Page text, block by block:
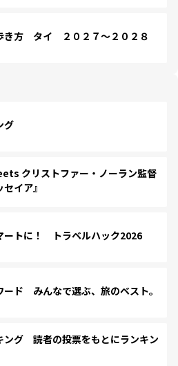
き方 タイ ２０２７～２０２８
グ
クリストファー・ノーラン監督
イア』
ートに！ トラベルハック2026
ード みんなで選ぶ、旅のベスト。
ング 読者の投票をもとにランキン